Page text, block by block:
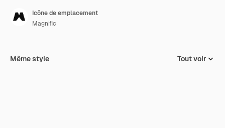
Icône de emplacement
Magnific
Même style Tout voir